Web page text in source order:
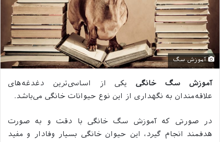
آموزش سگ
آموزش سگ خانگییکی از اساسی‌ترین دغدغه‌های
علاقه‌مندان به نگهداری از این نوع حیوانات خانگی می‌باشد.
در صورتی که آموزش سگ خانگی با دقت و به صورت
هدفمند انجام گیرد، این حیوان خانگی بسیار وفادار و مفید